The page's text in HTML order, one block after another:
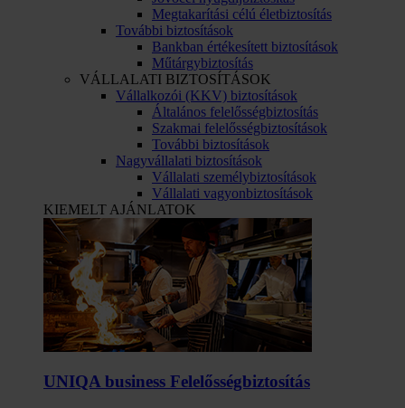
Megtakarítási célú életbiztosítás
További biztosítások
Bankban értékesített biztosítások
Műtárgybiztosítás
VÁLLALATI BIZTOSÍTÁSOK
Vállalkozói (KKV) biztosítások
Általános felelősségbiztosítás
Szakmai felelősségbiztosítások
További biztosítások
Nagyvállalati biztosítások
Vállalati személybiztosítások
Vállalati vagyonbiztosítások
KIEMELT AJÁNLATOK
UNIQA business Felelősség­biztosítás